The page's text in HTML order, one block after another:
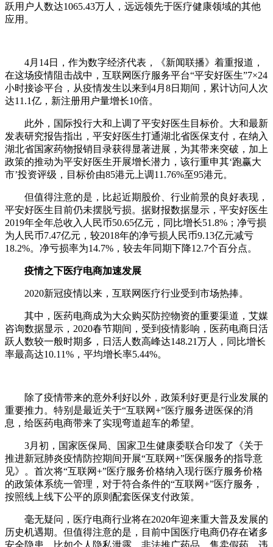
跃用户人数达1065.43万人，远远领先于医疗健康领域的其他
应用。
4月14日，作为数字经济代表，《新闻联播》着重报道，
在这场疫情阻击战中，互联网医疗服务平台“平安好医生”7×24
小时接诊平台，从疫情发生以来到4月8日期间，累计访问人次
达11.1亿，新注册用户量增长10倍。
此外，国际投行大和上调了平安好医生目标价。大和最新
发表研究报告指出，平安好医生打通湖北省医保支付，在纳入
湖北省国家药物报销目录获得显著进展，为其带来突破，加上
政策的推动为平安好医生开展增长潜力，该行重申其‘跑赢大
市’投资评级，目标价由85港元上调11.76%至95港元。
但值得注意的是，比起近期股价、行业前景的良好表现，
平安好医生目前仍未摆脱亏损。据财报数据显示，平安好医生
2019年全年总收入人民币50.65亿元，同比增长51.8%；净亏损
为人民币7.47亿元，较2018年的净亏损人民币9.13亿元减亏
18.2%。净亏损率为14.7%，较去年同期下降12.7个百分点。
疫情之下医疗电商加速发展
2020新冠疫情以来，互联网医疗行业受到市场热捧。
其中，医药电商成为大众购买防控物资的重要渠道，艾媒
咨询数据显示，2020春节期间，受到疫情影响，医药电商日活
跃人数较一般时期多，日活人数高峰达148.21万人，同比增长
率最高达10.11%，平均增长率5.44%。
除了疫情带来的意外利好以外，政策利好更是行业发展的
重要推力。特别是最近关于“互联网+”医疗服务进医保的消
息，给医药电商带来了实现弯道超车的希望。
3月初，国家医保局、国家卫生健康委联合印发了《关于
推进新冠肺炎疫情防控期间开展“互联网+”医保服务的指导意
见》。首次将“互联网+”医疗服务价格纳入现行医疗服务价格
的政策体系统一管理，对于符合条件的“互联网+”医疗服务，
按照线上线下公平的原则配套医保支付政策。
毫无疑问，医疗电商行业将在2020年迎来重大普及发展的
历史机遇期。但值得注意的是，目前中国医疗电商仍存在诸多